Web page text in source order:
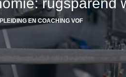
EN COACHING VOF